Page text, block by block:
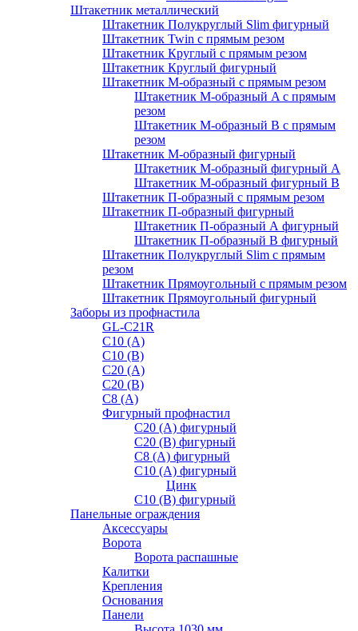
Штакетник металлический
Штакетник Полукруглый Slim фигурный
Штакетник Twin с прямым резом
Штакетник Круглый с прямым резом
Штакетник Круглый фигурный
Штакетник М-образный с прямым резом
Штакетник М-образный A с прямым
резом
Штакетник М-образный B с прямым
резом
Штакетник М-образный фигурный
Штакетник М-образный фигурный A
Штакетник М-образный фигурный B
Штакетник П-образный с прямым резом
Штакетник П-образный фигурный
Штакетник П-образный А фигурный
Штакетник П-образный В фигурный
Штакетник Полукруглый Slim с прямым
резом
Штакетник Прямоугольный с прямым резом
Штакетник Прямоугольный фигурный
Заборы из профнастила
GL-С21R
С10 (A)
С10 (В)
С20 (А)
С20 (В)
С8 (A)
Фигурный профнастил
С20 (A) фигурный
С20 (В) фигурный
С8 (A) фигурный
С10 (A) фигурный
Цинк
С10 (В) фигурный
Панельные ограждения
Аксессуары
Ворота
Ворота распашные
Калитки
Крепления
Основания
Панели